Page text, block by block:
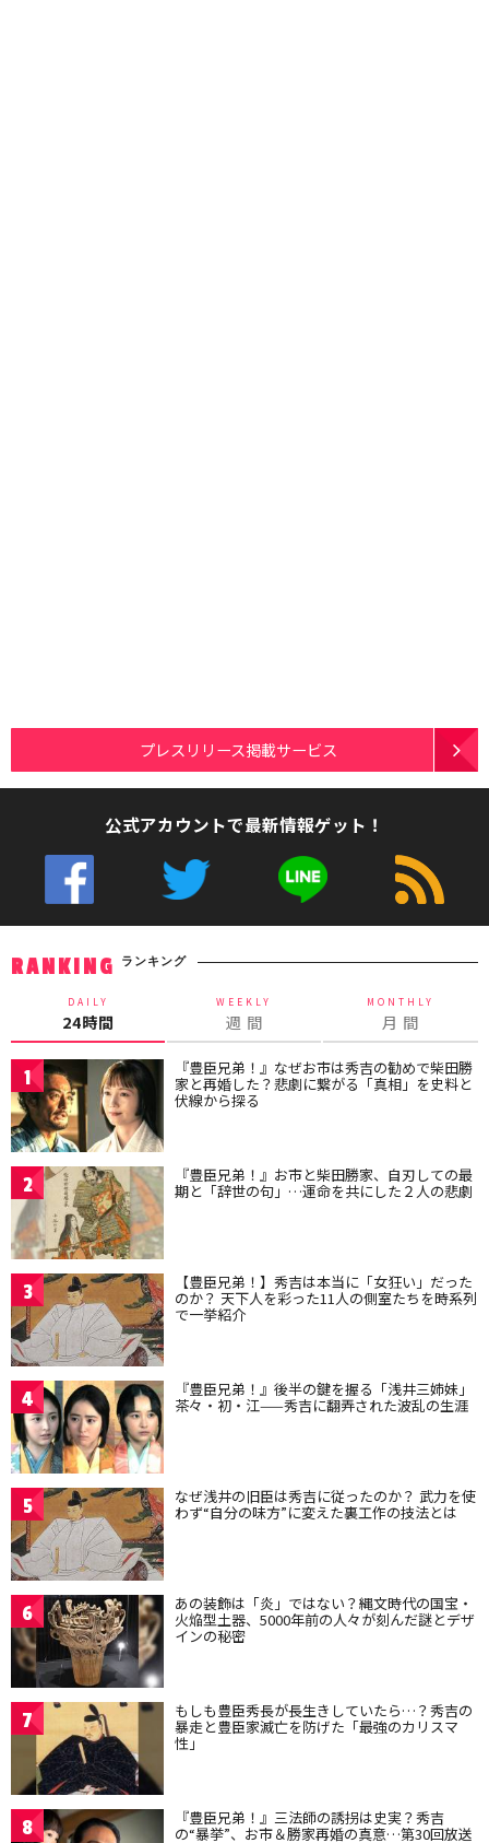
プレスリリース掲載サービス
公式アカウントで最新情報ゲット！
RANKING ランキング
DAILY
24時間
WEEKLY
週 間
MONTHLY
月 間
1 『豊臣兄弟！』なぜお市は秀吉の勧めで柴田勝
家と再婚した？悲劇に繋がる「真相」を史料と
伏線から探る
2 『豊臣兄弟！』お市と柴田勝家、自刃しての最
期と「辞世の句」…運命を共にした２人の悲劇
3 【豊臣兄弟！】秀吉は本当に「女狂い」だった
のか？ 天下人を彩った11人の側室たちを時系列
で一挙紹介
4 『豊臣兄弟！』後半の鍵を握る「浅井三姉妹」
茶々・初・江——秀吉に翻弄された波乱の生涯
5 なぜ浅井の旧臣は秀吉に従ったのか？ 武力を使
わず“自分の味方”に変えた裏工作の技法とは
6 あの装飾は「炎」ではない？縄文時代の国宝・
火焔型土器、5000年前の人々が刻んだ謎とデザ
インの秘密
7 もしも豊臣秀長が長生きしていたら…？秀吉の
暴走と豊臣家滅亡を防げた「最強のカリスマ
性」
8 『豊臣兄弟！』三法師の誘拐は史実？秀吉
の“暴挙”、お市＆勝家再婚の真意…第30回放送